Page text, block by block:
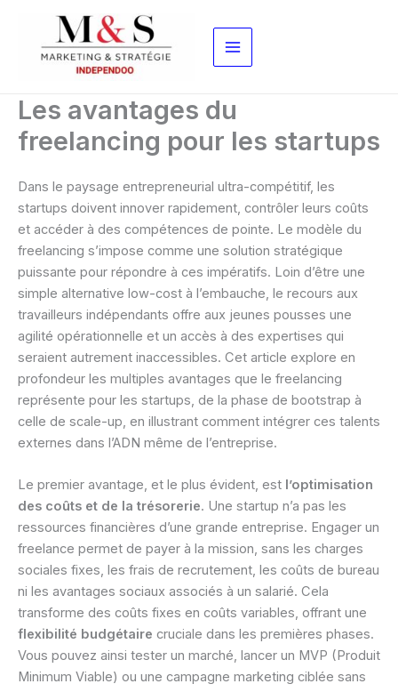
contenu
Les avantages du
freelancing pour les startups
Dans le paysage entrepreneurial ultra-compétitif, les
startups doivent innover rapidement, contrôler leurs coûts
et accéder à des compétences de pointe. Le modèle du
freelancing s’impose comme une solution stratégique
puissante pour répondre à ces impératifs. Loin d’être une
simple alternative low-cost à l’embauche, le recours aux
travailleurs indépendants offre aux jeunes pousses une
agilité opérationnelle et un accès à des expertises qui
seraient autrement inaccessibles. Cet article explore en
profondeur les multiples avantages que le freelancing
représente pour les startups, de la phase de bootstrap à
celle de scale-up, en illustrant comment intégrer ces talents
externes dans l’ADN même de l’entreprise.
Le premier avantage, et le plus évident, est l’optimisation
des coûts et de la trésorerie. Une startup n’a pas les
ressources financières d’une grande entreprise. Engager un
freelance permet de payer à la mission, sans les charges
sociales fixes, les frais de recrutement, les coûts de bureau
ni les avantages sociaux associés à un salarié. Cela
transforme des coûts fixes en coûts variables, offrant une
flexibilité budgétaire cruciale dans les premières phases.
Vous pouvez ainsi tester un marché, lancer un MVP (Produit
Minimum Viable) ou une campagne marketing ciblée sans